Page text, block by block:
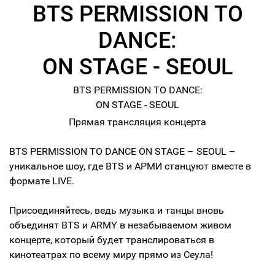
BTS PERMISSION TO
DANCE:
ON STAGE - SEOUL
BTS PERMISSION TO DANCE:
ON STAGE - SEOUL
Прямая трансляция концерта
BTS PERMISSION TO DANCE ON STAGE – SEOUL –
уникальное шоу, где BTS и АРМИ станцуют вместе в
формате LIVE.
Присоединяйтесь, ведь музыка и танцы вновь
объединят BTS и ARMY в незабываемом живом
концерте, который будет транслироваться в
кинотеатрах по всему миру прямо из Сеула!